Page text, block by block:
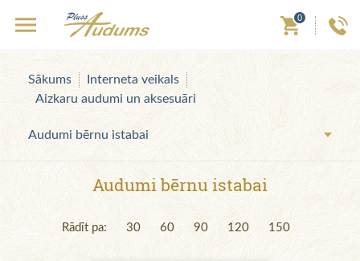
0
Sākums
Interneta veikals
Aizkaru audumi un aksesuāri
Audumi bērnu istabai
Audumi bērnu istabai
Rādīt pa: 30 60 90 120 150